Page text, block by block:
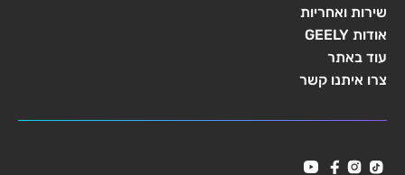
שירות ואחריות
אודות GEELY
עוד באתר
צרו איתנו קשר